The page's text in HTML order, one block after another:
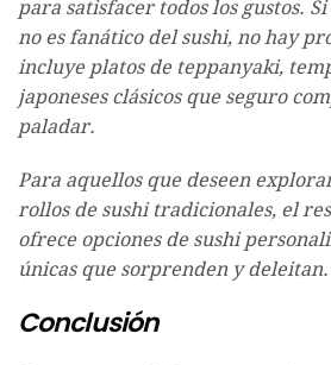
para satisfacer todos los gustos.
no es fanático del sushi, no hay
incluye platos de teppanyaki,
japoneses clásicos que seguro
paladar.
Para aquellos que deseen
rollos de sushi tradicionales, el
ofrece opciones de sushi
únicas que sorprenden y deleitan.
Conclusión